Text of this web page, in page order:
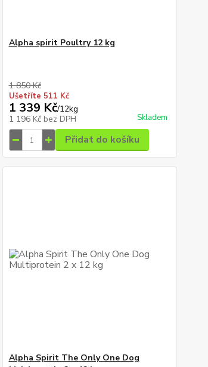
Alpha spirit Poultry 12 kg
1 850 Kč
Ušetříte 511 Kč
1 339 Kč/12kg
1 196 Kč bez DPH Skladem
Přidat do košíku
Alpha Spirit The Only One Dog